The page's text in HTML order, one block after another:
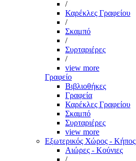
/
Καρέκλες Γραφείου
/
Σκαμπό
/
Συρταριέρες
/
view more
Γραφείο
Βιβλιοθήκες
Γραφεία
Καρέκλες Γραφείου
Σκαμπό
Συρταριέρες
view more
Εξωτερικός Χώρος - Κήπος
Αιώρες - Κούνιες
/